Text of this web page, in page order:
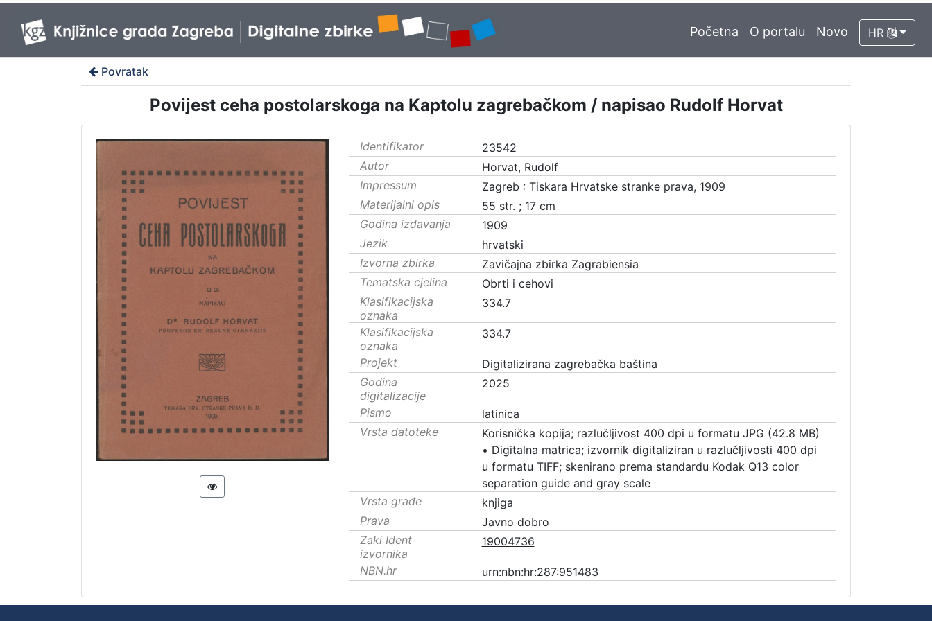
Početna O portalu Novo HR
Povratak
Povijest ceha postolarskoga na Kaptolu zagrebačkom / napisao Rudolf Horvat
Identifikator
23542
Autor
Horvat, Rudolf
Impressum
Zagreb : Tiskara Hrvatske stranke prava, 1909
Materijalni opis
55 str. ; 17 cm
Godina izdavanja
1909
Jezik
hrvatski
Izvorna zbirka
Zavičajna zbirka Zagrabiensia
Tematska cjelina
Obrti i cehovi
Klasifikacijska
oznaka
334.7
Klasifikacijska
oznaka
334.7
Projekt
Digitalizirana zagrebačka baština
Godina
digitalizacije
2025
Pismo
latinica
Vrsta datoteke
Korisnička kopija; razlučljivost 400 dpi u formatu JPG (42.8 MB)
• Digitalna matrica; izvornik digitaliziran u razlučljivosti 400 dpi
u formatu TIFF; skenirano prema standardu Kodak Q13 color
separation guide and gray scale
Vrsta građe
knjiga
Prava
Javno dobro
Zaki Ident
izvornika
19004736
NBN.hr urn:nbn:hr:287:951483